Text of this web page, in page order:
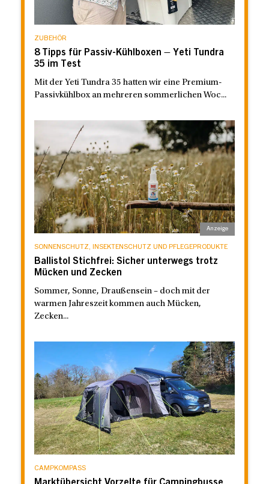
ZUBEHÖR
8 Tipps für Passiv-Kühlboxen – Yeti Tundra
35 im Test
Mit der Yeti Tundra 35 hatten wir eine Premium-
Passivkühlbox an mehreren sommerlichen Woc...
SONNENSCHUTZ, INSEKTENSCHUTZ UND PFLEGEPRODUKTE
Ballistol Stichfrei: Sicher unterwegs trotz
Mücken und Zecken
Sommer, Sonne, Draußensein – doch mit der
warmen Jahreszeit kommen auch Mücken,
Zecken...
CAMPKOMPASS